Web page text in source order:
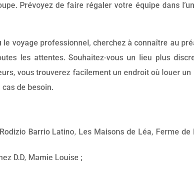
Prévoyez de faire régaler votre équipe dans
voyage professionnel, cherchez à connaître au
les attentes. Souhaitez-vous un lieu plus
vous trouverez facilement un endroit où louer
de besoin.
Barrio Latino, Les Maisons de Léa, Ferme de
D.D, Mamie Louise ;